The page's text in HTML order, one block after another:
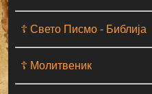
☦ Свето Писмо - Библија
☦ Молитвеник